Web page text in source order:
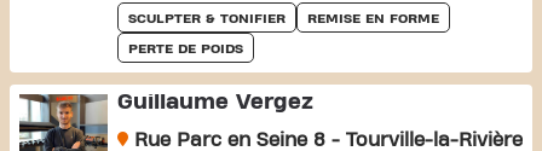
SCULPTER & TONIFIER REMISE EN FORME
PERTE DE POIDS
Guillaume Vergez
Rue Parc en Seine 8 - Tourville-la-Rivière